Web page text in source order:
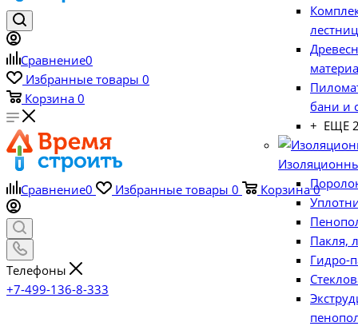
лестниц
бани и
+ ЕЩЕ
Пакля,
Гидро-
Сравнение0
Избранные товары 0
Корзина 0
Сравнение0 Избранные товары 0 Корзина 0
Телефоны
+7-499-136-8-333